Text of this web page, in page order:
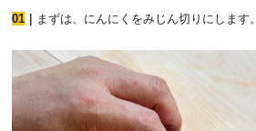
01 まずは、にんにくをみじん切りにします。